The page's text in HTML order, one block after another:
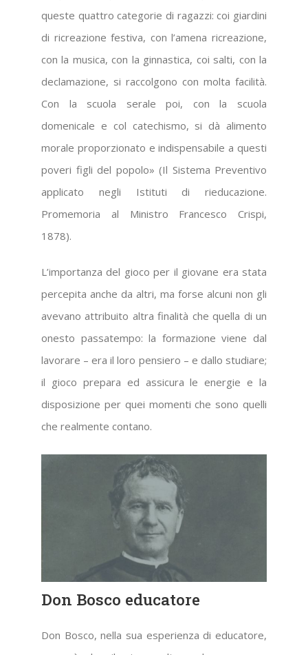
queste quattro categorie di ragazzi: coi giardini
di ricreazione festiva, con l’amena ricreazione,
con la musica, con la ginnastica, coi salti, con la
declamazione, si raccolgono con molta facilità.
Con la scuola serale poi, con la scuola
domenicale e col catechismo, si dà alimento
morale proporzionato e indispensabile a questi
poveri figli del popolo» (Il Sistema Preventivo
applicato negli Istituti di rieducazione.
Promemoria al Ministro Francesco Crispi,
1878).
L’importanza del gioco per il giovane era stata
percepita anche da altri, ma forse alcuni non gli
avevano attribuito altra finalità che quella di un
onesto passatempo: la formazione viene dal
lavorare – era il loro pensiero – e dallo studiare;
il gioco prepara ed assicura le energie e la
disposizione per quei momenti che sono quelli
che realmente contano.
Don Bosco educatore
Don Bosco, nella sua esperienza di educatore,